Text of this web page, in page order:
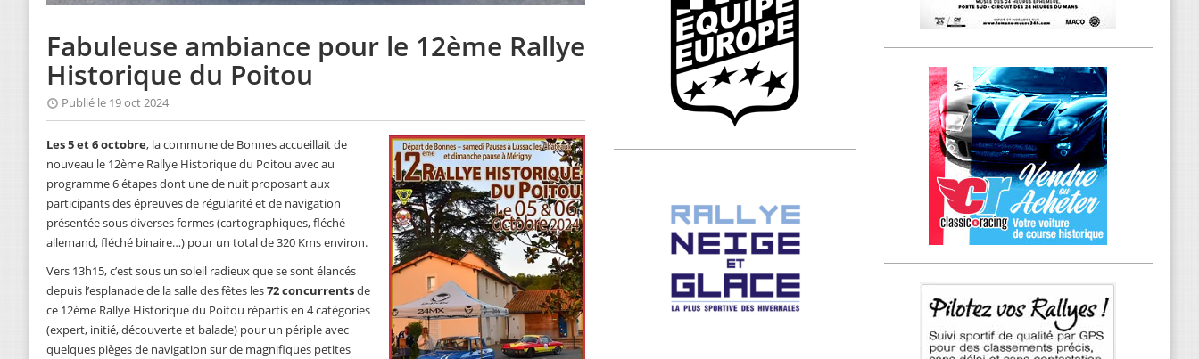
Fabuleuse ambiance pour le 12ème Rallye
Historique du Poitou
Publié le 19 oct 2024
Les 5 et 6 octobre, la commune de Bonnes accueillait de
nouveau le 12ème Rallye Historique du Poitou avec au
programme 6 étapes dont une de nuit proposant aux
participants des épreuves de régularité et de navigation
présentée sous diverses formes (cartographiques, fléché
allemand, fléché binaire…) pour un total de 320 Kms environ.
Vers 13h15, c’est sous un soleil radieux que se sont élancés
depuis l’esplanade de la salle des fêtes les72 concurrentsde
ce 12ème Rallye Historique du Poitou répartis en 4 catégories
(expert, initié, découverte et balade) pour un périple avec
quelques pièges de navigation sur de magnifiques petites